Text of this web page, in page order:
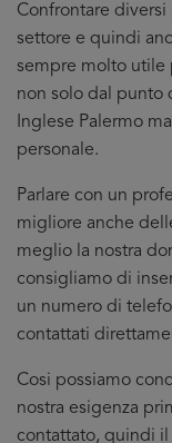
Confrontare
settore e quindi
sempre molto utile
non solo dal punto
Inglese Palermo
personale.
Parlare con un
migliore anche
meglio la nostra
consigliamo di
un numero di
contattati
Cosi possiamo
nostra esigenza
contattato, quindi